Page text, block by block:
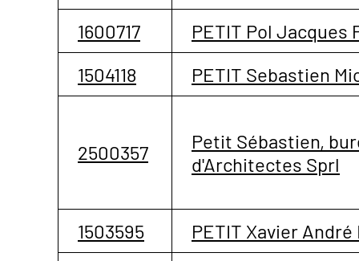
1600717
PETIT Pol Jacques
1504118
PETIT Sebastien
2500357
Petit Sébastien,
d'Architectes Sprl
1503595 PETIT Xavier André